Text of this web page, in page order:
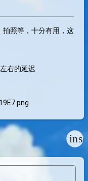
拍照等，十分有用，这
右的延迟